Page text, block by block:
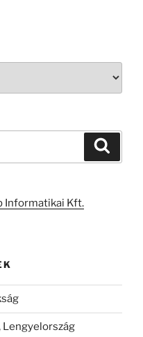
Informatikai Kft.
Lengyelország